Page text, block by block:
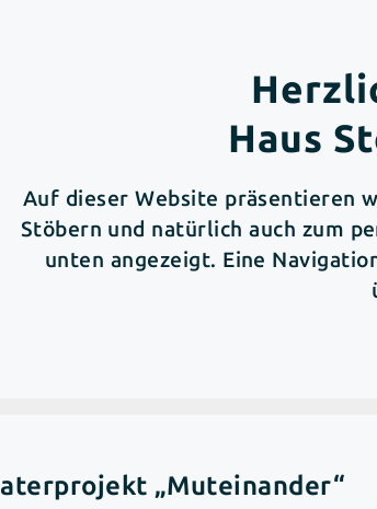
Haus
Auf dieser Website präsentieren
Stöbern und natürlich auch zum
unten angezeigt. Eine
„Muteinander“